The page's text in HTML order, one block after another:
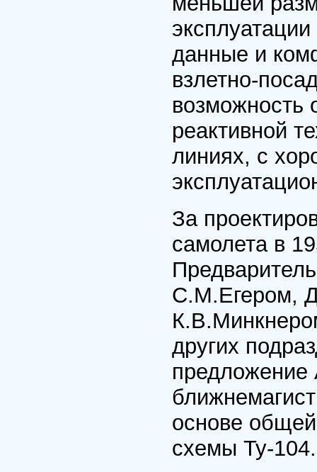
данные и
взлетно-
возможность
реактивной
линиях, с
За
самолета в
С.М.Егером,
других
предложение
основе
схемы Ту-104.